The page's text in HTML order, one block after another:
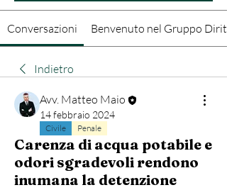
Conversazioni Benvenuto nel Gruppo
Indietro
Avv. Matteo Maio
14 febbraio 2024
Civile Penale
Carenza di acqua potabile e
odori sgradevoli rendono
inumana la detenzione